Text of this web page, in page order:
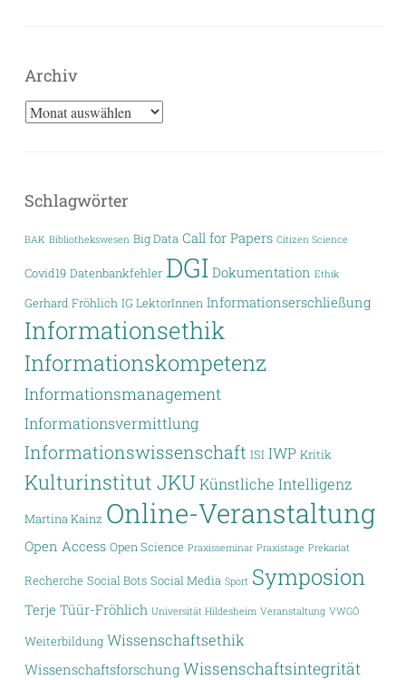
Archiv
Archiv
Schlagwörter
BAK Bibliothekswesen Big Data Call for Papers Citizen Science
Covid19 Datenbankfehler DGI Dokumentation Ethik
Gerhard Fröhlich IG LektorInnen Informationserschließung
Informationsethik
Informationskompetenz
Informationsmanagement
Informationsvermittlung
Informationswissenschaft ISI IWP Kritik
Kulturinstitut JKU Künstliche Intelligenz
Martina Kainz Online-Veranstaltung
Open Access Open Science Praxisseminar Praxistage Prekariat
Recherche Social Bots Social Media Sport Symposion
Terje Tüür-Fröhlich Universität Hildesheim Veranstaltung VWGÖ
Weiterbildung Wissenschaftsethik
Wissenschaftsforschung Wissenschaftsintegrität